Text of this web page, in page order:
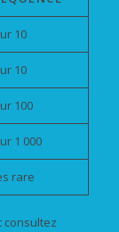
10
10
100
1 000
rare
consultez